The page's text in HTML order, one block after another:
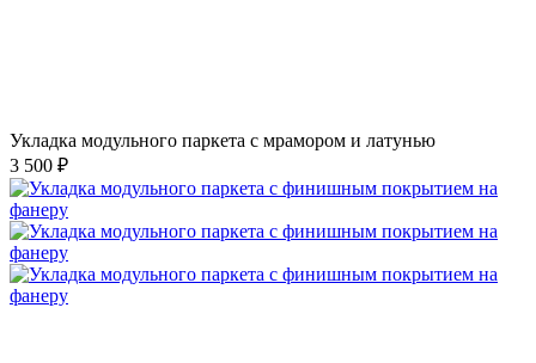
Укладка модульного паркета с мрамором и латунью
3 500 ₽